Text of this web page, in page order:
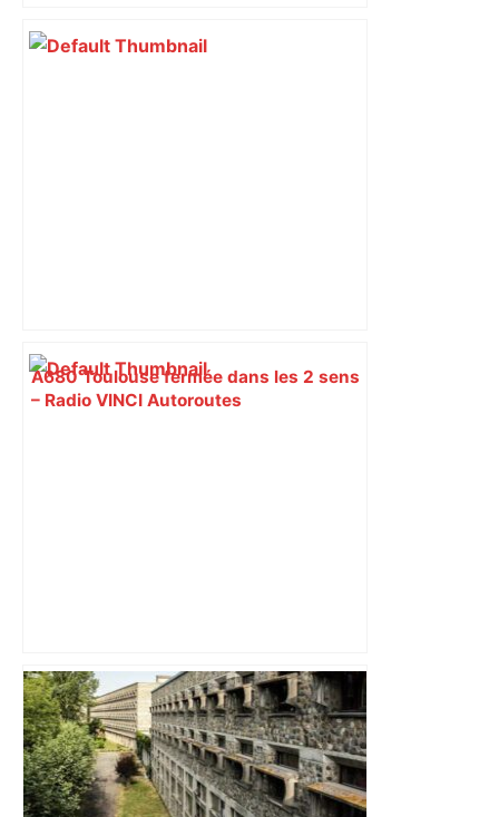
A680 Toulouse fermée dans les 2 sens
– Radio VINCI Autoroutes
Municipales 2026 à Toulouse : voiture,
métro et train encombrent la campagne
électorale – – Le Mans.maville.com